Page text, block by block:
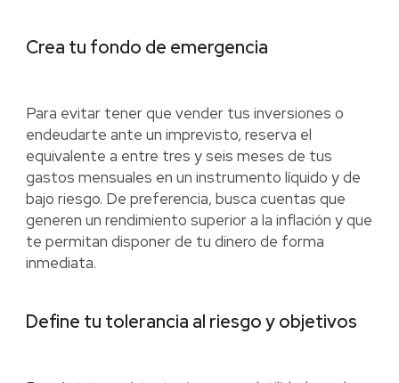
Crea tu fondo de emergencia
Para evitar tener que vender tus inversiones o
endeudarte ante un imprevisto, reserva el
equivalente a entre tres y seis meses de tus
gastos mensuales en un instrumento líquido y de
bajo riesgo. De preferencia, busca cuentas que
generen un rendimiento superior a la inflación y que
te permitan disponer de tu dinero de forma
inmediata.
Define tu tolerancia al riesgo y objetivos